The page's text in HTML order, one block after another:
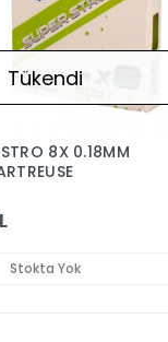
Tükendi
8X 0.18MM
Stokta Yok